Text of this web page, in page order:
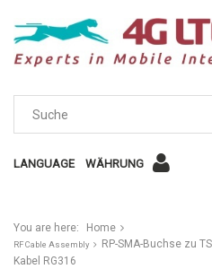
LANGUAGE WÄHRUNG
You are here: Home
RF Cable Assembly
RP-SMA-Buchse zu
Kabel RG316